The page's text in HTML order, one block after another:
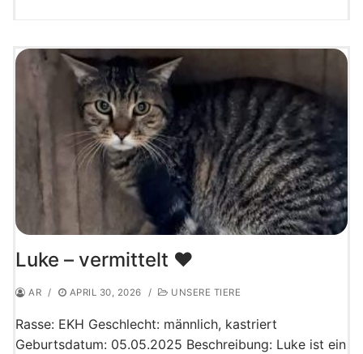
Luke – vermittelt ♥️
AR / APRIL 30, 2026 / UNSERE TIERE
Rasse: EKH Geschlecht: männlich, kastriert
Geburtsdatum: 05.05.2025 Beschreibung: Luke ist ein